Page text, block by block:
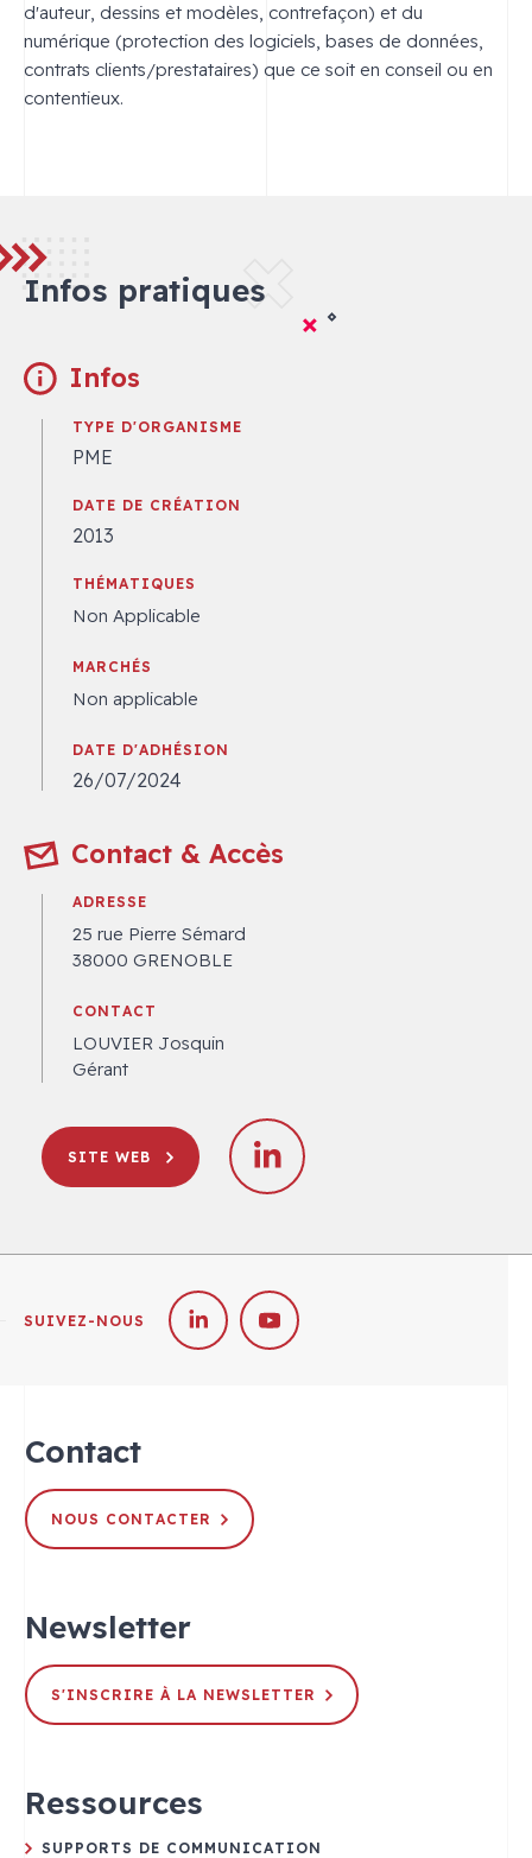
d'auteur, dessins et modèles, contrefaçon) et du
numérique (protection des logiciels, bases de données,
contrats clients/prestataires) que ce soit en conseil ou en
contentieux.
Infos pratiques
Infos
TYPE D'ORGANISME
PME
DATE DE CRÉATION
2013
THÉMATIQUES
Non Applicable
MARCHÉS
Non applicable
DATE D'ADHÉSION
26/07/2024
Contact & Accès
ADRESSE
25 rue Pierre Sémard
38000 GRENOBLE
CONTACT
LOUVIER Josquin
Gérant
SITE WEB
SUIVEZ-NOUS
Contact
NOUS CONTACTER
Newsletter
S'INSCRIRE À LA NEWSLETTER
Ressources
SUPPORTS DE COMMUNICATION